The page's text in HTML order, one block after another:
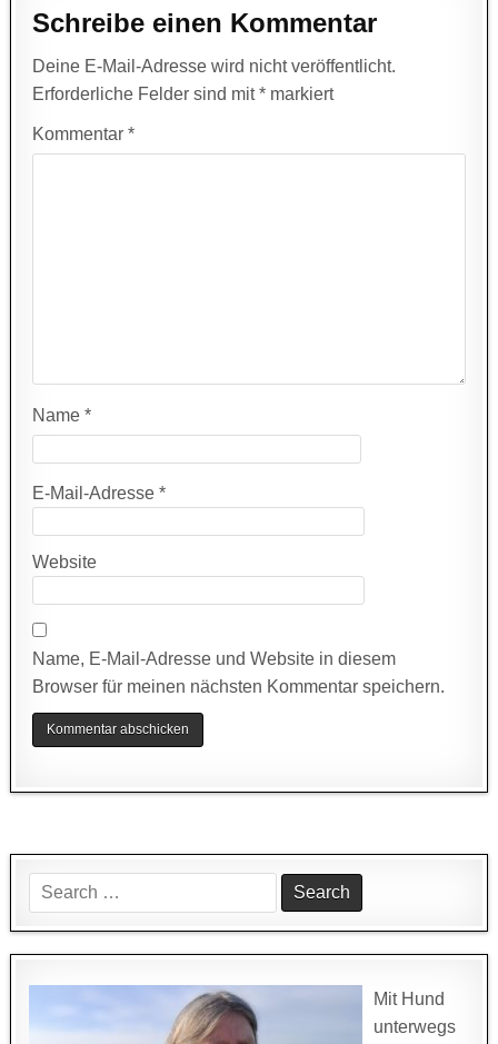
Schreibe einen Kommentar
Deine E-Mail-Adresse wird nicht veröffentlicht.
Erforderliche Felder sind mit* markiert
Kommentar*
Name*
E-Mail-Adresse*
Website
Name, E-Mail-Adresse und Website in diesem
Browser für meinen nächsten Kommentar speichern.
Search
for:
Mit Hund
unterwegs